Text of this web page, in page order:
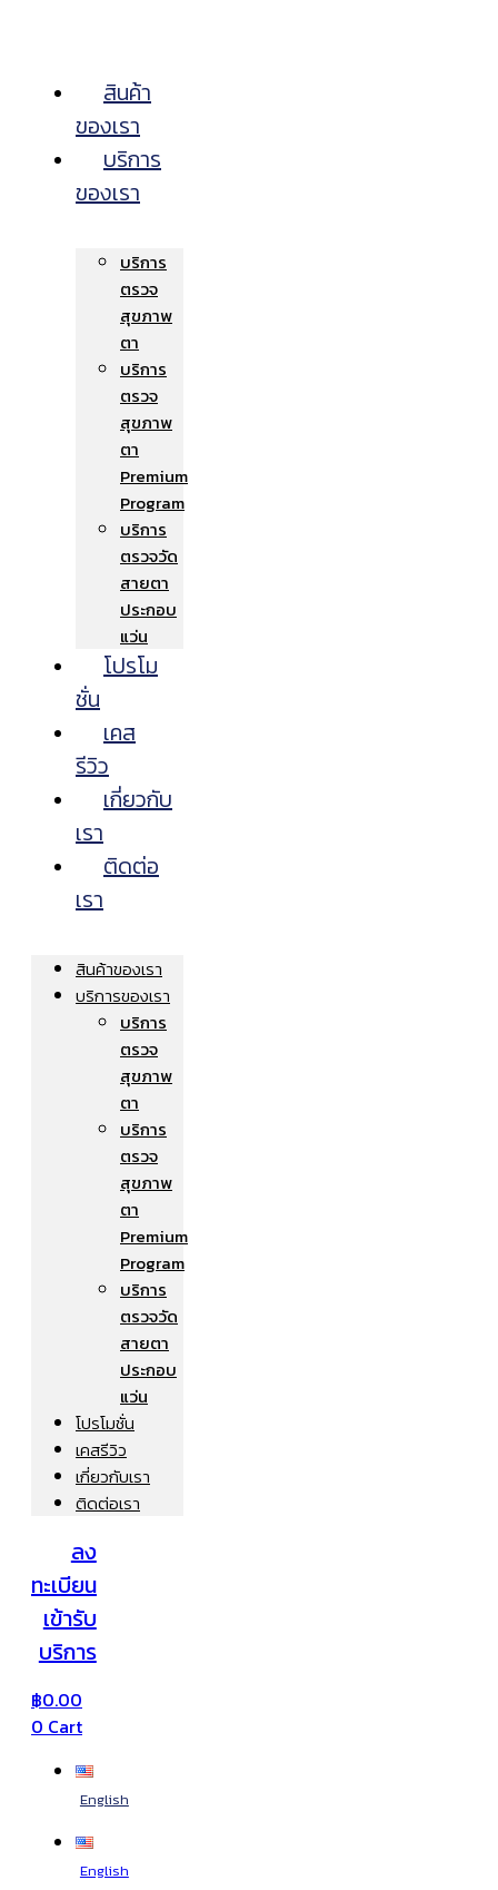
สินค้า
ของเรา
บริการ
ของเรา
บริการ
ตรวจ
สุขภาพ
ตา
บริการ
ตรวจ
สุขภาพ
ตา
Premium
Program
บริการ
ตรวจวัด
สายตา
ประกอบ
แว่น
โปรโม
ชั่น
เคส
รีวิว
เกี่ยวกับ
เรา
ติดต่อ
เรา
สินค้าของเรา
บริการของเรา
บริการ
ตรวจ
สุขภาพ
ตา
บริการ
ตรวจ
สุขภาพ
ตา
Premium
Program
บริการ
ตรวจวัด
สายตา
ประกอบ
แว่น
โปรโมชั่น
เคสรีวิว
เกี่ยวกับเรา
ติดต่อเรา
ลง
ทะเบียน
เข้ารับ
บริการ
฿0.00
0 Cart
English
English